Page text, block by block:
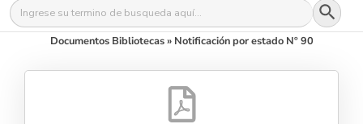
Buscar:
Documentos Bibliotecas» Notificación por estado Nº 90